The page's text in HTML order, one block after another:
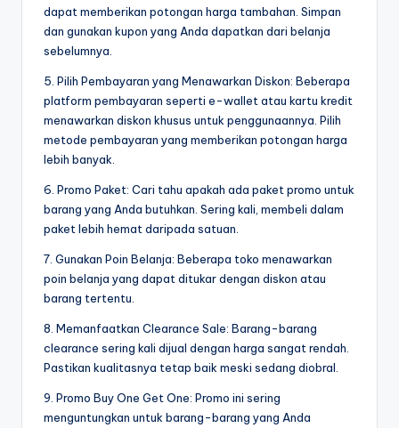
dapat memberikan potongan harga tambahan. Simpan
dan gunakan kupon yang Anda dapatkan dari belanja
sebelumnya.
5. Pilih Pembayaran yang Menawarkan Diskon: Beberapa
platform pembayaran seperti e-wallet atau kartu kredit
menawarkan diskon khusus untuk penggunaannya. Pilih
metode pembayaran yang memberikan potongan harga
lebih banyak.
6. Promo Paket: Cari tahu apakah ada paket promo untuk
barang yang Anda butuhkan. Sering kali, membeli dalam
paket lebih hemat daripada satuan.
7. Gunakan Poin Belanja: Beberapa toko menawarkan
poin belanja yang dapat ditukar dengan diskon atau
barang tertentu.
8. Memanfaatkan Clearance Sale: Barang-barang
clearance sering kali dijual dengan harga sangat rendah.
Pastikan kualitasnya tetap baik meski sedang diobral.
9. Promo Buy One Get One: Promo ini sering
menguntungkan untuk barang-barang yang Anda